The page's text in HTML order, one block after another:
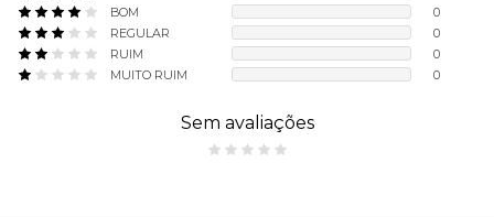
BOM
0
REGULAR
0
RUIM
0
MUITO RUIM
0
Sem avaliações